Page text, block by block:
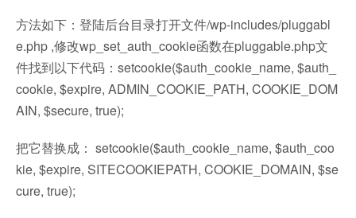
方法如下：登陆后台目录打开文件/wp-includes/pluggabl
e.php ,修改wp_set_auth_cookie函数在pluggable.php文
件找到以下代码：setcookie($auth_cookie_name, $auth_
cookie, $expire, ADMIN_COOKIE_PATH, COOKIE_DOM
AIN, $secure, true);
把它替换成： setcookie($auth_cookie_name, $auth_coo
kie, $expire, SITECOOKIEPATH, COOKIE_DOMAIN, $se
cure, true);